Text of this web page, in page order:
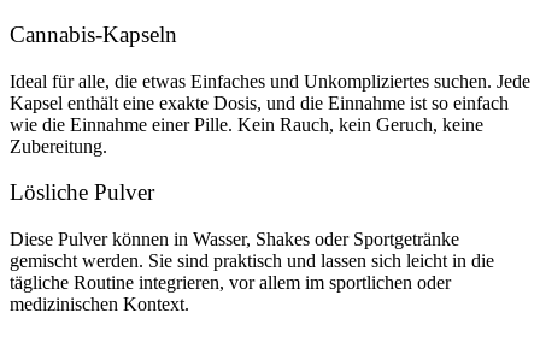
Cannabis-Kapseln
Ideal für alle, die etwas Einfaches und Unkompliziertes suchen. Jede
Kapsel enthält eine exakte Dosis, und die Einnahme ist so einfach
wie die Einnahme einer Pille. Kein Rauch, kein Geruch, keine
Zubereitung.
Lösliche Pulver
Diese Pulver können in Wasser, Shakes oder Sportgetränke
gemischt werden. Sie sind praktisch und lassen sich leicht in die
tägliche Routine integrieren, vor allem im sportlichen oder
medizinischen Kontext.